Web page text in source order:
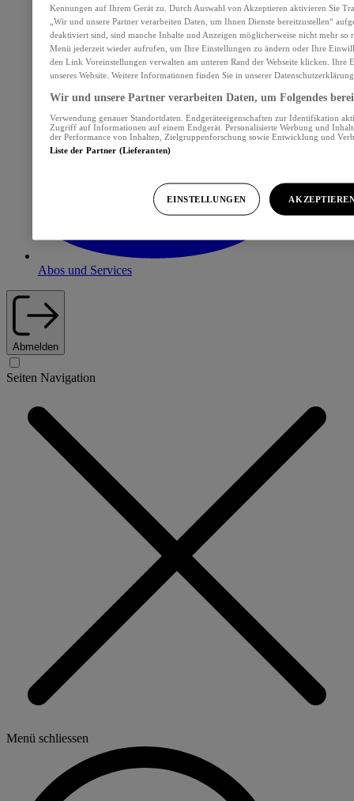
Abos und Services
Abmelden
Seiten Navigation
Menü schliessen
Kennungen auf Ihrem Gerät zu. Durch Auswahl von Akzeptieren aktivieren Sie
„Wir und unsere Partner verarbeiten Daten, um Ihnen Dienste bereitzustellen“
deaktiviert sind, sind manche Inhalte und Anzeigen möglicherweise nicht mehr so
Menü jederzeit wieder aufrufen, um Ihre Einstellungen zu ändern oder Ihre
den Link Voreinstellungen verwalten am unteren Rand der Webseite klicken. Ihre
unseres Website. Weitere Informationen finden Sie in unserer
Wir und unsere Partner verarbeiten Daten, um Folgendes
Verwendung genauer Standortdaten. Endgeräteeigenschaften zur Identifikation
Zugriff auf Informationen auf einem Endgerät. Personalisierte Werbung und
der Performance von Inhalten, Zielgruppenforschung sowie Entwicklung und
Liste der Partner (Lieferanten)
EINSTELLUNGEN